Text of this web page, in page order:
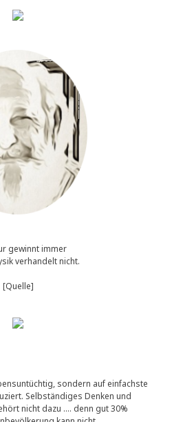
gewinnt immer
verhandelt nicht.
[Quelle]
sondern auf einfachste
Selbständiges Denken und
nicht dazu …. denn gut 30%